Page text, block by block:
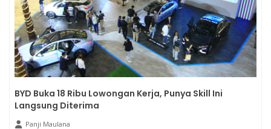
BYD Buka 18 Ribu Lowongan Kerja, Punya Skill Ini
Langsung Diterima
Panji Maulana